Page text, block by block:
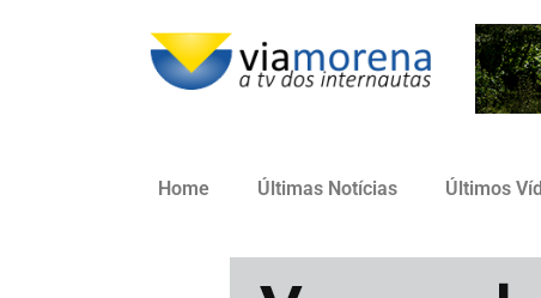
Home Últimas Notícias Últimos